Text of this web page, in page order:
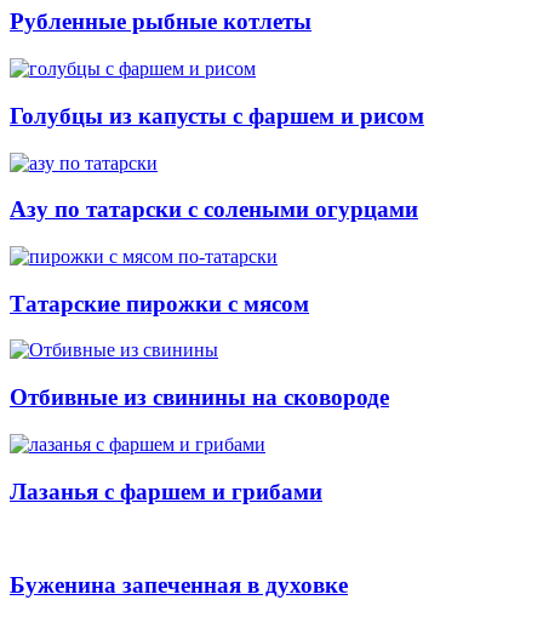
Рубленные рыбные котлеты
Голубцы из капусты с фаршем и рисом
Азу по татарски с солеными огурцами
Татарские пирожки с мясом
Отбивные из свинины на сковороде
Лазанья с фаршем и грибами
Буженина запеченная в духовке